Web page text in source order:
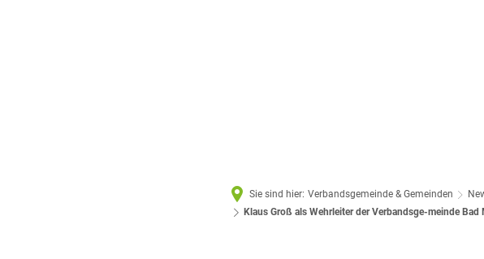
Sie sind hier: Verbandsgemeinde & Gemeinden
Klaus Groß als Wehrleiter der Verbandsge-meinde